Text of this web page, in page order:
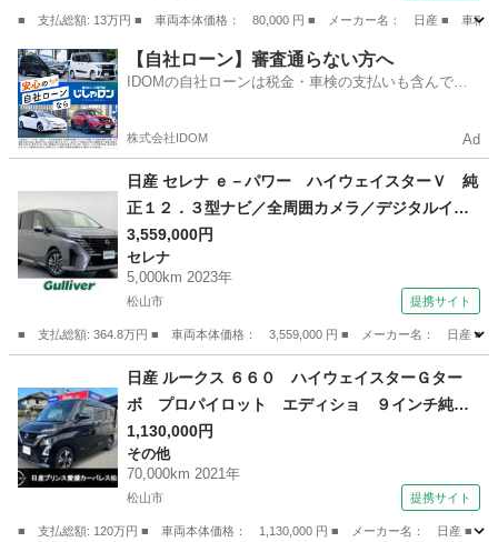
■ 支払総額: 13万円 ■ 車両本体価格： 80,000 円 ■ メーカー名： 日産 ■ 車
香川 丸亀市 マーチ
【自社ローン】審査通らない方へ
IDOMの自社ローンは税金・車検の支払いも含んでい
株式会社IDOM Ad
日産 セレナ ｅ－パワー ハイウェイスターＶ 純
正１２．３型ナビ／全周囲カメラ／デジタルイン
ナーミラー／ＥＴＣ／純正前後ドライブレコーダ
ー／両側電動スライドドア／置くだけ充電／ブラ
インドスポットモニター／アダプティブクルーズ
3,559,000円
セレナ
5,000km 2023年
松山市 提携サイト
■ 支払総額: 364.8万円 ■ 車両本体価格： 3,559,000 円 ■ メーカー名： 日産 ■
セレナ
日産 ルークス ６６０ ハイウェイスターＧター
ボ プロパイロット エディショ ９インチ純正
ナビ・ＴＶ／Ｂｌｕｅｔｏｏｔｈ／ワンオーナ
（車検整備付）
1,130,000円
その他
70,000km 2021年
松山市 提携サイト
■ 支払総額: 120万円 ■ 車両本体価格： 1,130,000 円 ■ メーカー名： 日産 ■